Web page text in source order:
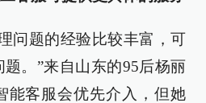
问题的经验比较丰富，可
。”来自山东的95后杨丽
能客服会优先介入，但她